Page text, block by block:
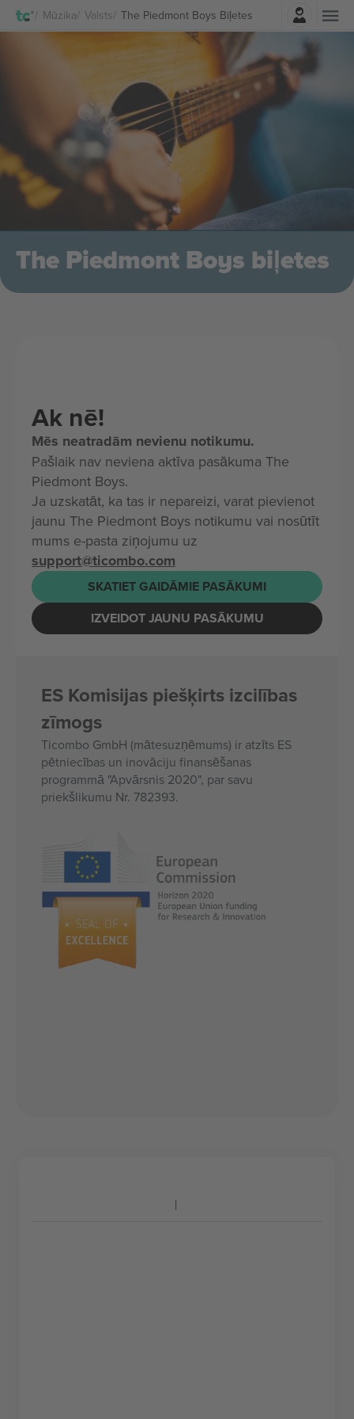
Mūzika Valsts The Piedmont Boys Biļetes
Pierakstīties
The Piedmont Boys biļetes
Ak nē!
Mēs neatradām nevienu notikumu.
Pašlaik nav neviena aktīva pasākuma The
Piedmont Boys.
Ja uzskatāt, ka tas ir nepareizi, varat pievienot
jaunu The Piedmont Boys notikumu vai nosūtīt
mums e-pasta ziņojumu uz
support@ticombo.com
SKATIET GAIDĀMIE PASĀKUMI
IZVEIDOT JAUNU PASĀKUMU
ES Komisijas piešķirts izcilības
zīmogs
Ticombo GmbH (mātesuzņēmums) ir atzīts ES
pētniecības un inovāciju finansēšanas
programmā "Apvārsnis 2020", par savu
priekšlikumu Nr. 782393.